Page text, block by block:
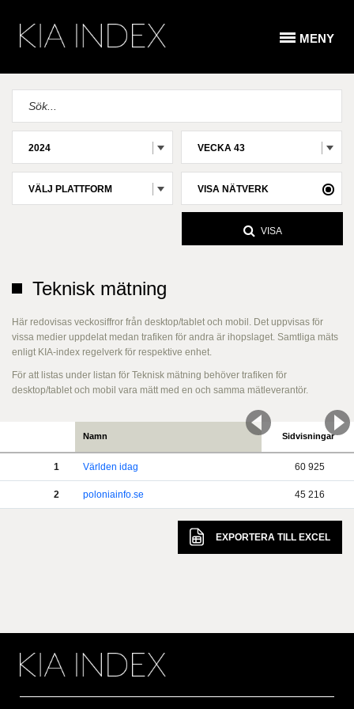
MENY
VISA
2024 VECKA 43
VÄLJ PLATTFORM VISA NÄTVERK
Teknisk mätning
Här redovisas veckosiffror från desktop/tablet och mobil. Det uppvisas för
vissa medier uppdelat medan trafiken för andra är ihopslaget. Samtliga mäts
enligt KIA-index regelverk för respektive enhet.
För att listas under listan för Teknisk mätning behöver trafiken för
desktop/tablet och mobil vara mätt med en och samma mätleverantör.
Namn Sidvisningar
1 Världen idag 60 925
2 poloniainfo.se 45 216
EXPORTERA TILL EXCEL